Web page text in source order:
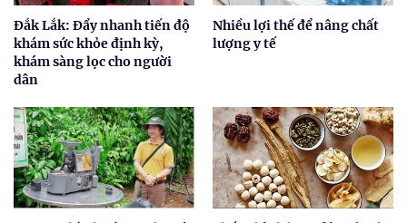
Đắk Lắk: Đẩy nhanh tiến độ
khám sức khỏe định kỳ,
khám sàng lọc cho người
dân
Nhiều lợi thế để nâng chất
lượng y tế